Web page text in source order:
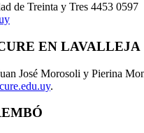
de Treinta y Tres 4453 0597
EN LAVALLEJA
José Morosoli y Pierina
.